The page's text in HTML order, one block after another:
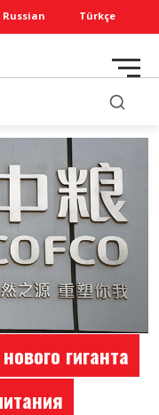
Russian Türkçe
гиганта